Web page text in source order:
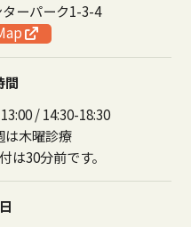
ーパーク1-3-4
間
/ 14:30-18:30
木曜診療
30分前です。